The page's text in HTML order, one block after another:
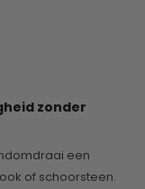
zonder
een
of schoorsteen.